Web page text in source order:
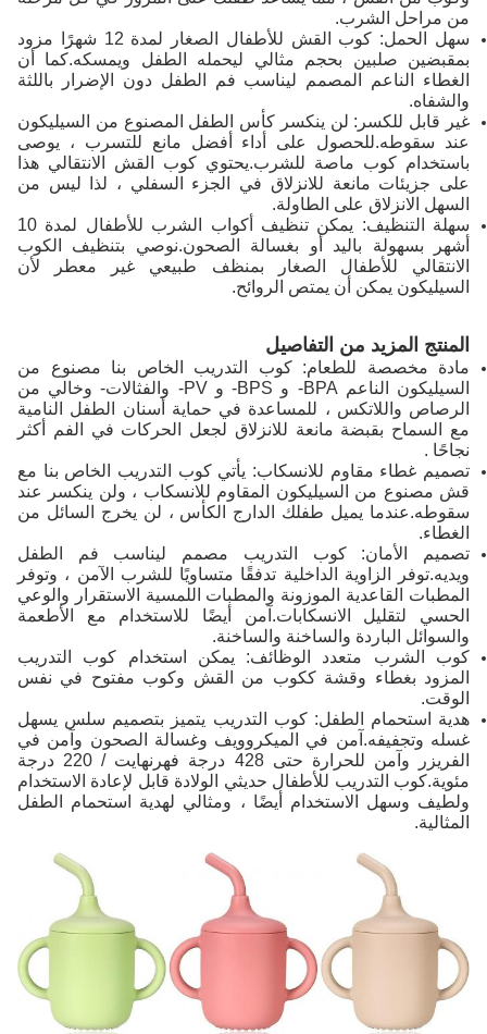
من مراحل الشرب.
سهل الحمل: كوب القش للأطفال الصغار لمدة 12 شهرًا مزود
بمقبضين صلبين بحجم مثالي ليحمله الطفل ويمسكه.كما أن
الغطاء الناعم المصمم ليناسب فم الطفل دون الإضرار باللثة
والشفاه.
غير قابل للكسر: لن ينكسر كأس الطفل المصنوع من السيليكون
عند سقوطه.للحصول على أداء أفضل مانع للتسرب ، يوصى
باستخدام كوب ماصة للشرب.يحتوي كوب القش الانتقالي هذا
على جزيئات مانعة للانزلاق في الجزء السفلي ، لذا ليس من
السهل الانزلاق على الطاولة.
سهلة التنظيف: يمكن تنظيف أكواب الشرب للأطفال لمدة 10
أشهر بسهولة باليد أو بغسالة الصحون.نوصي بتنظيف الكوب
الانتقالي للأطفال الصغار بمنظف طبيعي غير معطر لأن
السيليكون يمكن أن يمتص الروائح.
المنتج المزيد من التفاصيل
مادة مخصصة للطعام: كوب التدريب الخاص بنا مصنوع من
السيليكون الناعم BPA- و BPS- و PV- والفثالات- وخالي من
الرصاص واللاتكس ، للمساعدة في حماية أسنان الطفل النامية
مع السماح بقبضة مانعة للانزلاق لجعل الحركات في الفم أكثر
نجاحًا .
تصميم غطاء مقاوم للانسكاب: يأتي كوب التدريب الخاص بنا مع
قش مصنوع من السيليكون المقاوم للانسكاب ، ولن ينكسر عند
سقوطه.عندما يميل طفلك الدارج الكأس ، لن يخرج السائل من
الغطاء.
تصميم الأمان: كوب التدريب مصمم ليناسب فم الطفل
ويديه.توفر الزاوية الداخلية تدفقًا متساويًا للشرب الآمن ، وتوفر
المطبات القاعدية الموزونة والمطبات اللمسية الاستقرار والوعي
الحسي لتقليل الانسكابات.آمن أيضًا للاستخدام مع الأطعمة
والسوائل الباردة والساخنة والساخنة.
كوب الشرب متعدد الوظائف: يمكن استخدام كوب التدريب
المزود بغطاء وقشة ككوب من القش وكوب مفتوح في نفس
الوقت.
هدية استحمام الطفل: كوب التدريب يتميز بتصميم سلس يسهل
غسله وتجفيفه.آمن في الميكروويف وغسالة الصحون وآمن في
الفريزر وآمن للحرارة حتى 428 درجة فهرنهايت / 220 درجة
مئوية.كوب التدريب للأطفال حديثي الولادة قابل لإعادة الاستخدام
ولطيف وسهل الاستخدام أيضًا ، ومثالي لهدية استحمام الطفل
المثالية.